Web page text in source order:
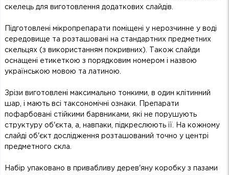
скелець для виготовлення додаткових слайдів.
Підготовлені мікропрепарати поміщені у нерозчинне у воді
середовище та розташовані на стандартних предметних
скельцях (з використанням покривних). Також слайди
оснащені етикеткою з порядковим номером і назвою
українською мовою та латиною.
Зрізи виготовлені максимально тонкими, в один клітинний
шар, і мають всі таксономічні ознаки. Препарати
пофарбовані стійкими барвниками, які не порушують
структуру об'єкта, а, навпаки, підкреслюють її. На кожному
слайді об'єкт дослідження розташований точно у центрі
предметного скла.
Набір упаковано в привабливу дерев'яну коробку з пазами